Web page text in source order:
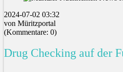
2024-07-02 03:32
von Müritzportal
(Kommentare: 0)
Drug Checking auf der